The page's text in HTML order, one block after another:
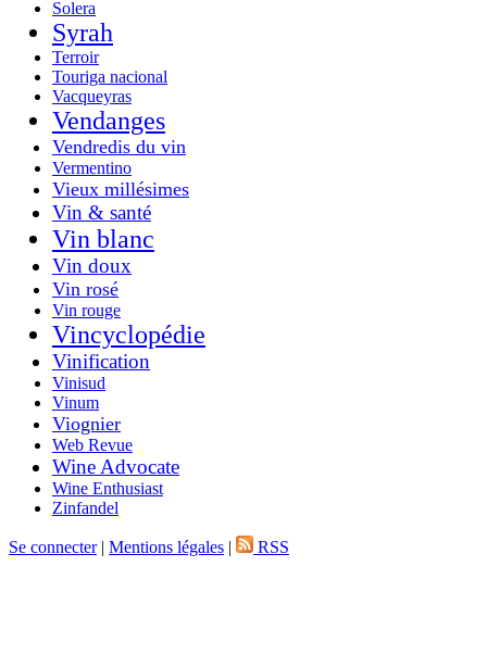
Solera
Syrah
Terroir
Touriga nacional
Vacqueyras
Vendanges
Vendredis du vin
Vermentino
Vieux millésimes
Vin & santé
Vin blanc
Vin doux
Vin rosé
Vin rouge
Vincyclopédie
Vinification
Vinisud
Vinum
Viognier
Web Revue
Wine Advocate
Wine Enthusiast
Zinfandel
Se connecter| Mentions légales | RSS